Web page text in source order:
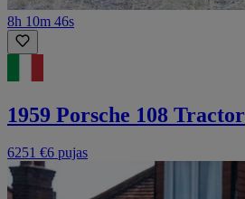
8h 10m 46s
1959 Porsche 108 Tractor
6251 €6 pujas